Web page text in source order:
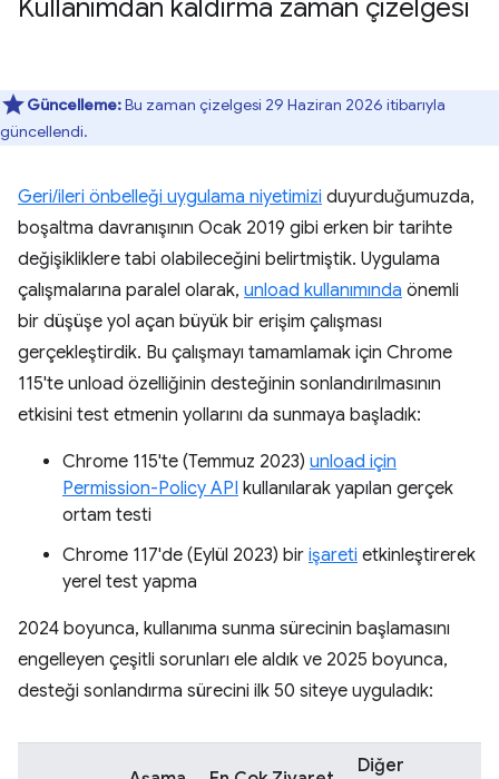
Kullanımdan kaldırma zaman çizelgesi
Güncelleme:Bu zaman çizelgesi 29 Haziran 2026 itibarıyla
güncellendi.
Geri/ileri önbelleği uygulama niyetimizi duyurduğumuzda,
boşaltma davranışının Ocak 2019 gibi erken bir tarihte
değişikliklere tabi olabileceğini belirtmiştik. Uygulama
çalışmalarına paralel olarak, unload kullanımında önemli
bir düşüşe yol açan büyük bir erişim çalışması
gerçekleştirdik. Bu çalışmayı tamamlamak için Chrome
115'te unload özelliğinin desteğinin sonlandırılmasının
etkisini test etmenin yollarını da sunmaya başladık:
Chrome 115'te (Temmuz 2023) unload için
Permission-Policy API kullanılarak yapılan gerçek
ortam testi
Chrome 117'de (Eylül 2023) bir işareti etkinleştirerek
yerel test yapma
2024 boyunca, kullanıma sunma sürecinin başlamasını
engelleyen çeşitli sorunları ele aldık ve 2025 boyunca,
desteği sonlandırma sürecini ilk 50 siteye uyguladık:
Diğer